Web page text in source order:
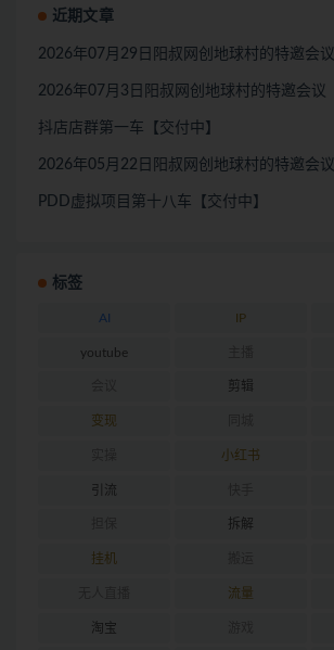
近期文章
2026年07月29日阳叔网创地球村的特邀会议
2026年07月3日阳叔网创地球村的特邀会议
抖店店群第一车【交付中】
2026年05月22日阳叔网创地球村的特邀会议
PDD虚拟项目第十八车【交付中】
标签
AI IP
youtube
剪辑
变现
小红书
引流
拆解
挂机
流量
淘宝